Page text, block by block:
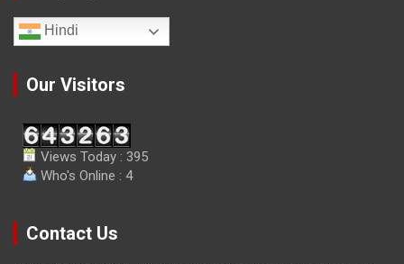
Hindi
Our Visitors
Views Today : 395
Who's Online : 4
Contact Us